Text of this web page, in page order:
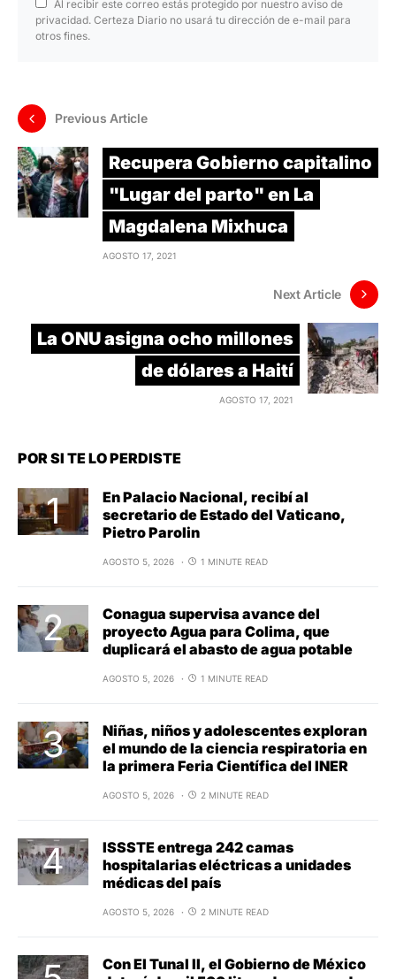
Al recibir este correo estás protegido por nuestro aviso de
privacidad. Certeza Diario no usará tu dirección de e-mail para
otros fines.
Previous Article
Recupera Gobierno capitalino
"Lugar del parto" en La
Magdalena Mixhuca
AGOSTO 17, 2021
Next Article
La ONU asigna ocho millones
de dólares a Haití
AGOSTO 17, 2021
POR SI TE LO PERDISTE
En Palacio Nacional, recibí al
secretario de Estado del Vaticano,
Pietro Parolin
AGOSTO 5, 2026 1 MINUTE READ
Conagua supervisa avance del
proyecto Agua para Colima, que
duplicará el abasto de agua potable
AGOSTO 5, 2026 1 MINUTE READ
Niñas, niños y adolescentes exploran
el mundo de la ciencia respiratoria en
la primera Feria Científica del INER
AGOSTO 5, 2026 2 MINUTE READ
ISSSTE entrega 242 camas
hospitalarias eléctricas a unidades
médicas del país
AGOSTO 5, 2026 2 MINUTE READ
Con El Tunal II, el Gobierno de México